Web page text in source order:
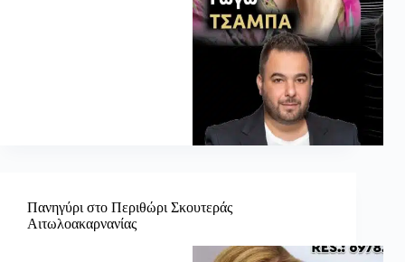
Πανηγύρι στο Περιθώρι Σκουτεράς
Αιτωλοακαρνανίας